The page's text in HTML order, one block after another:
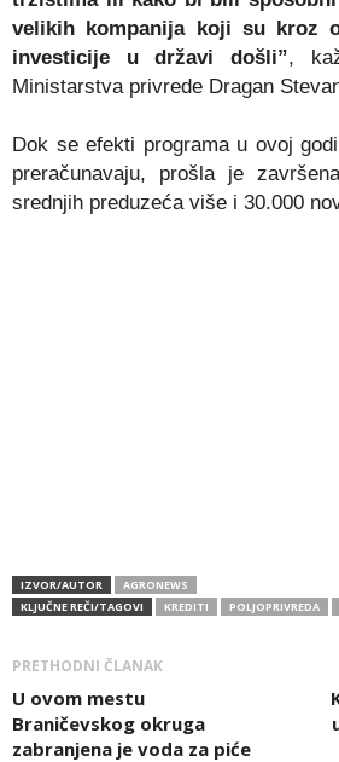
velikih kompanija koji su kroz
investicije u državi došli”,
Ministarstva privrede Dragan
Dok se efekti programa u ovoj
preračunavaju, prošla je
srednjih preduzeća više i 30.000
IZVOR/AUTOR
AGRONEWS
KLJUČNE REČI/TAGOVI
KREDITI POLJOPRIVREDA
PRETHODNI ČLANAK
U ovom mestu
Braničevskog okruga
zabranjena je voda za piće